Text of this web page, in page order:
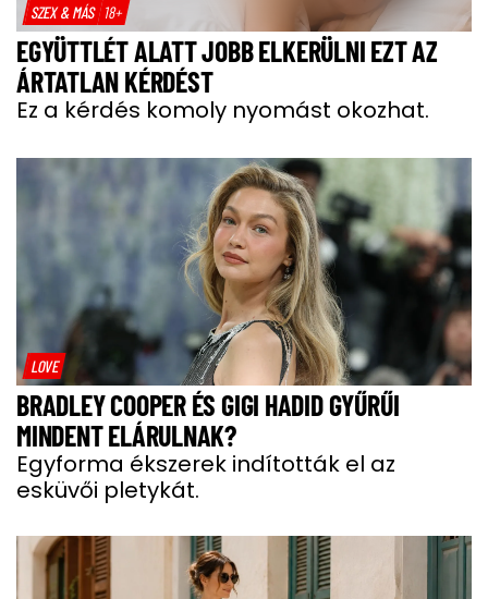
SZEX & MÁS 18+
EGYÜTTLÉT ALATT JOBB ELKERÜLNI EZT AZ
ÁRTATLAN KÉRDÉST
Ez a kérdés komoly nyomást okozhat.
LOVE
BRADLEY COOPER ÉS GIGI HADID GYŰRŰI
MINDENT ELÁRULNAK?
Egyforma ékszerek indították el az
esküvői pletykát.